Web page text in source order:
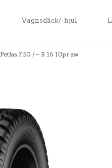
Vagnsdäck/-hjul
Petlas 7.50 / – R 16 10pr aw